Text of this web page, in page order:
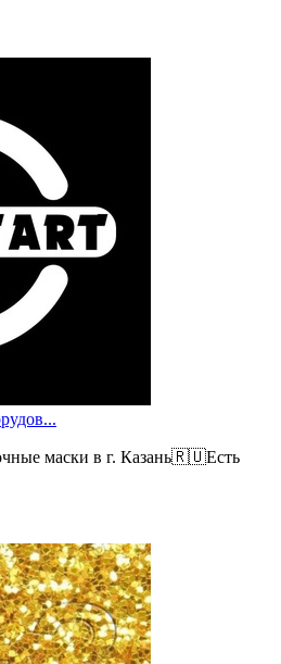
маски в г. Казань🇷🇺Есть